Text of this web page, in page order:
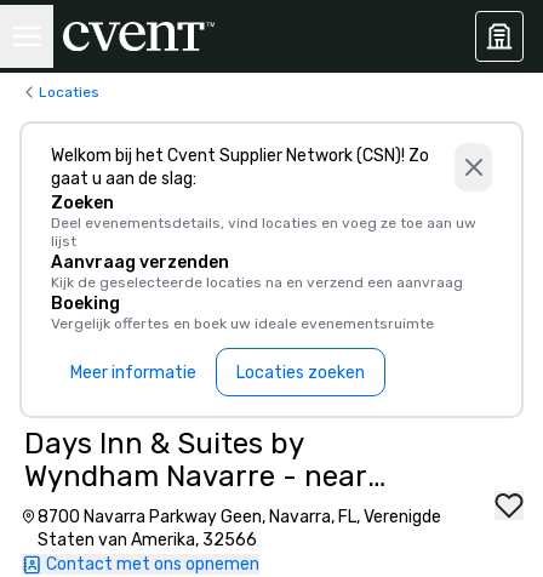
Locaties
Welkom bij het Cvent Supplier Network (CSN)! Zo
gaat u aan de slag:
Zoeken
Deel evenementsdetails, vind locaties en voeg ze toe aan uw
lijst
Aanvraag verzenden
Kijk de geselecteerde locaties na en verzend een aanvraag
Boeking
Vergelijk offertes en boek uw ideale evenementsruimte
Meer informatie Locaties zoeken
Days Inn & Suites by
Wyndham Navarre - near
Beaches/Hurlburt
8700 Navarra Parkway Geen, Navarra, FL, Verenigde
Staten van Amerika, 32566
Contact met ons opnemen